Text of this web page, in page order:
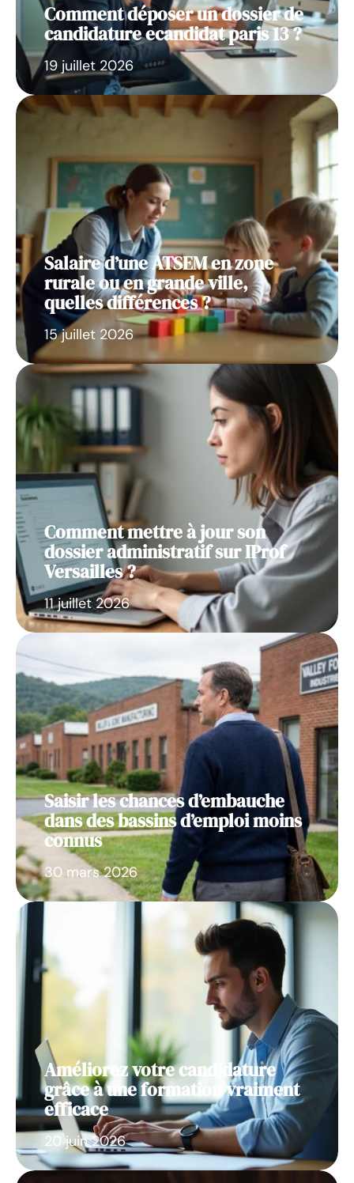
Comment déposer un dossier de
candidature ecandidat paris 13 ?
19 juillet 2026
Salaire d’une ATSEM en zone
rurale ou en grande ville,
quelles différences ?
15 juillet 2026
Comment mettre à jour son
dossier administratif sur IProf
Versailles ?
11 juillet 2026
Saisir les chances d’embauche
dans des bassins d’emploi moins
connus
30 mars 2026
Améliorez votre candidature
grâce à une formation vraiment
efficace
20 juin 2026